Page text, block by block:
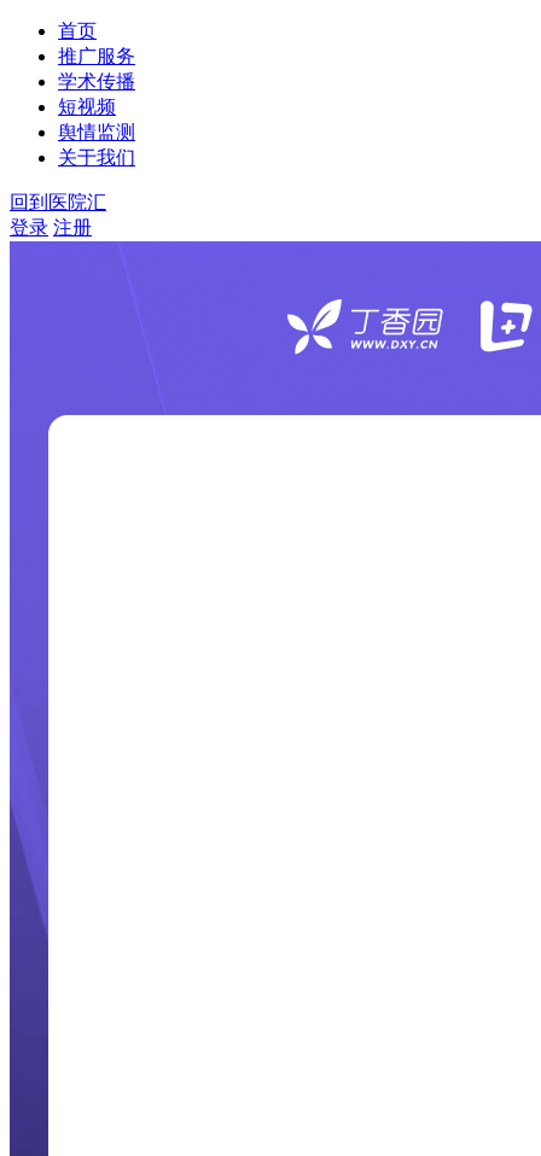
首页
推广服务
学术传播
短视频
舆情监测
关于我们
回到医院汇
登录 注册